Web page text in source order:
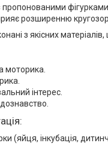
розширенню
з якісних
моторика.
інтерес.
(яйця, інкубація,